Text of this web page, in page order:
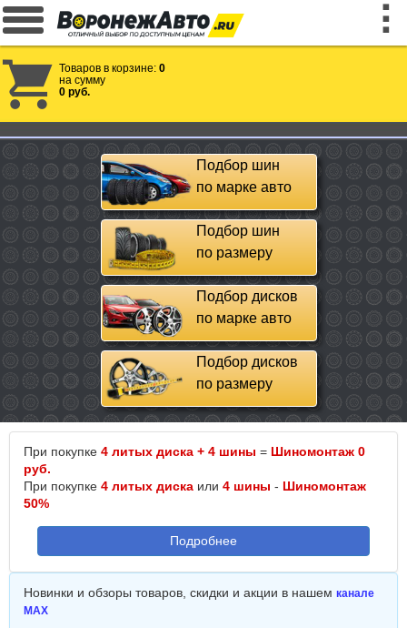
Товаров в корзине: 0
на сумму
0 руб.
Подбор шин
по марке авто
Подбор шин
по размеру
Подбор дисков
по марке авто
Подбор дисков
по размеру
При покупке 4 литых диска + 4 шины = Шиномонтаж 0
руб.
При покупке 4 литых диска или 4 шины - Шиномонтаж
50%
Подробнее
Новинки и обзоры товаров, скидки и акции в нашем канале
MAX